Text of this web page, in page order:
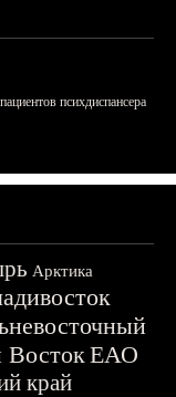
психдиспансера
Арктика
ВостокЕАО
край